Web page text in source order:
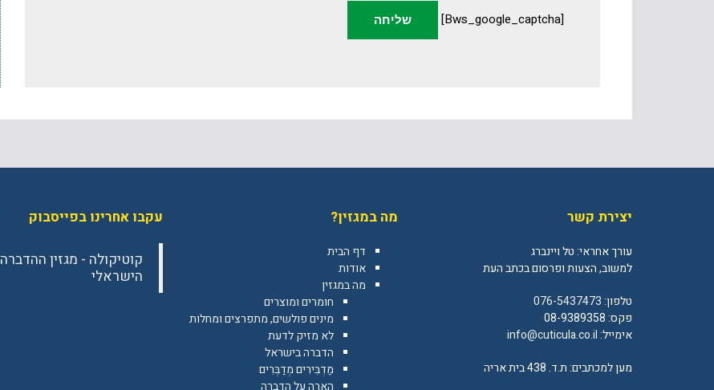
[bws_google_captcha]
יצירת קשר
עורך אחראי: טל ויינברג
למשוב, הצעות ופרסום בכתב העת
טלפון:076-5437473
פקס: 08-9389358
אימייל:info@cuticula.co.il
מען למכתבים: ת.ד. 438 בית אריה
מה במגזין?
דף הבית
אודות
מה במגזין
חומרים ומוצרים
מינים פולשים, מתפרצים ומחלות
לא מזיק לדעת
הדברה בישראל
מַדְבִּירִים מְדַבְּרִים
הארה על הדברה
עקבו אחרינו בפייסבוק
‎קוטיקולה - מגזין ההדברה
הישראלי‎